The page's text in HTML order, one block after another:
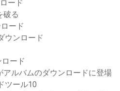
ード
破る
ード
ウンロード
ード
アルバムのダウンロードに登場
ツール10